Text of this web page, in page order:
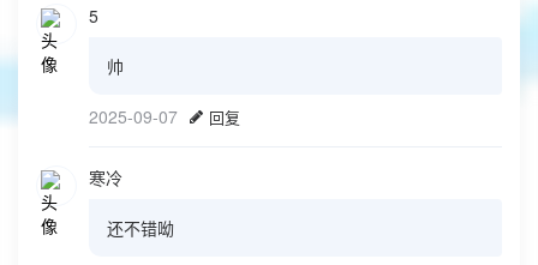
5
帅
2025-09-07 回复
寒冷
还不错呦